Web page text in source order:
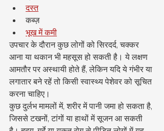
दस्त
कब्ज़
भूख में कमी
उपचार के दौरान कुछ लोगों को सिरदर्द, चक्कर
आना या थकान भी महसूस हो सकती है। ये लक्षण
आमतौर पर अस्थायी होते हैं, लेकिन यदि ये गंभीर या
लगातार बने रहें तो किसी स्वास्थ्य पेशेवर को सूचित
करना चाहिए।
कुछ दुर्लभ मामलों में, शरीर में पानी जमा हो सकता है,
जिससे टखनों, टांगों या हाथों में सूजन आ सकती